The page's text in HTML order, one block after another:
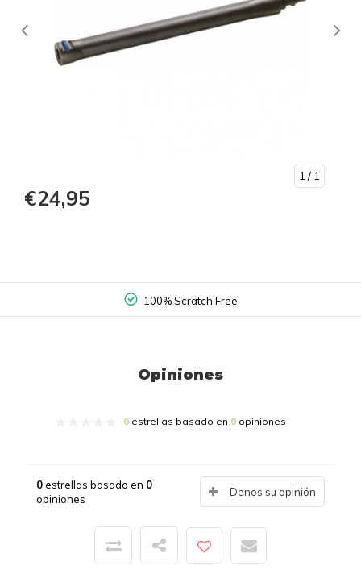
1 / 1
€24,95
100% Scratch Free
Opiniones
0 estrellas basado en 0 opiniones
0estrellas basado en 0
opiniones
Denos su opinión